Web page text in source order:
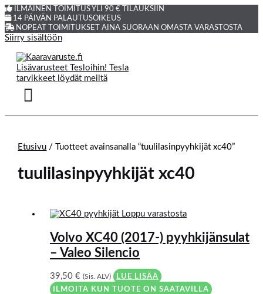
ILMAINEN TOIMITUS YLI 90 € TILAUKSIIN
14 PÄIVÄN PALAUTUSOIKEUS
NOPEAT TOIMITUKSET AINA SUORAAN OMASTA VARASTOSTA
Siirry sisältöön
Etusivu / Tuotteet avainsanalla “tuulilasinpyyhkijät xc40”
tuulilasinpyyhkijät xc40
Loppu varastosta
Volvo XC40 (2017-) pyyhkijänsulat
– Valeo Silencio
39,50€ (Sis. ALV)
LUE LISÄÄ
ILMOITA KUN TUOTE ON SAATAVILLA